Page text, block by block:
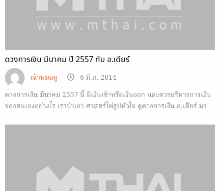
ดวงการเงิน มีนาคม ปี 2557 กับ อ.เดียร์
เจ้าหมอดู
6 มี.ค. 2014
ดวงการเงิน มีนาคม 2557 นี้ มีเงินเข้าหรือเงินออก และควรบริหารการเงิน
ของตนเองอย่างไร เรานำเอา ศาสตร์ไพ่รูปหัวใจ ดูดวงการเงิน อ.เดียร์ มา